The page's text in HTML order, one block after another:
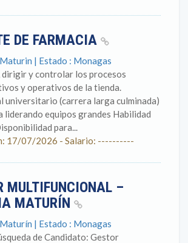
DE FARMACIA
| Estado : Monagas
dirigir y controlar los procesos
y operativos de la tienda.
universitario (carrera larga culminada)
liderando equipos grandes Habilidad
para...
17/07/2026 - Salario: ----------
MULTIFUNCIONAL –
MATURÍN
| Estado : Monagas
de Candidato: Gestor